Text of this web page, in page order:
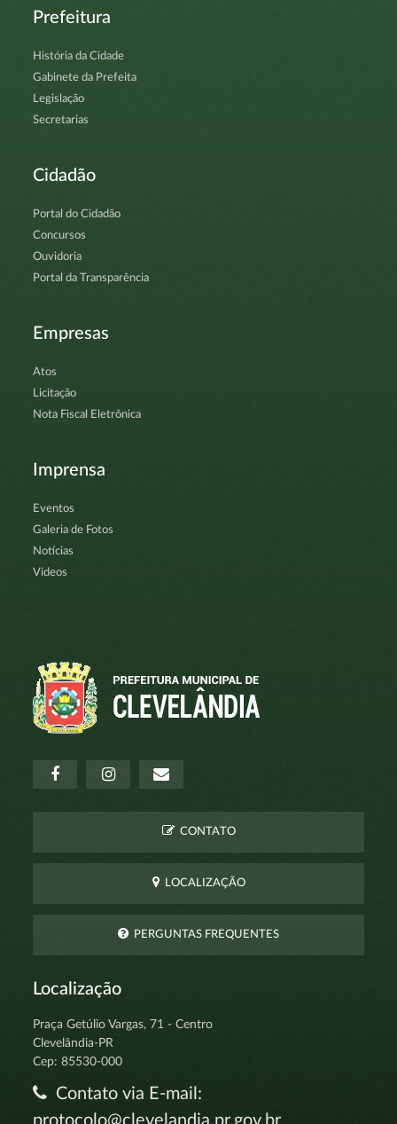
Prefeitura
História da Cidade
Gabinete da Prefeita
Legislação
Secretarias
Cidadão
Portal do Cidadão
Concursos
Ouvidoria
Portal da Transparência
Empresas
Atos
Licitação
Nota Fiscal Eletrônica
Imprensa
Eventos
Galeria de Fotos
Notícias
Vídeos
CONTATO
LOCALIZAÇÃO
PERGUNTAS FREQUENTES
Localização
Praça Getúlio Vargas, 71 - Centro
Clevelândia-PR
Cep: 85530-000
Contato via E-mail:
protocolo@clevelandia.pr.gov.br